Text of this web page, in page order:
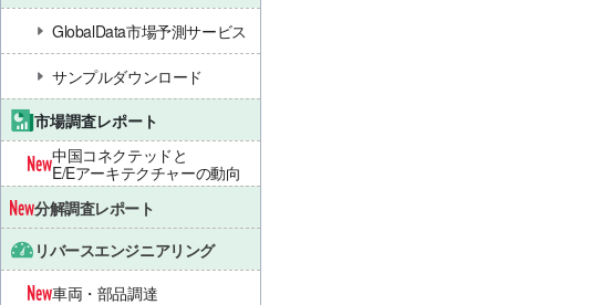
GlobalData市場予測サービス
サンプルダウンロード
市場調査レポート
中国コネクテッドと
E/Eアーキテクチャーの動向
分解調査レポート
リバースエンジニアリング
車両・部品調達